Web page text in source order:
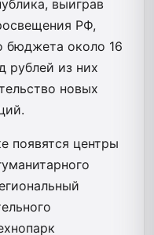
выиграв
РФ,
бюджета около 16
рублей из них
новых
появятся центры